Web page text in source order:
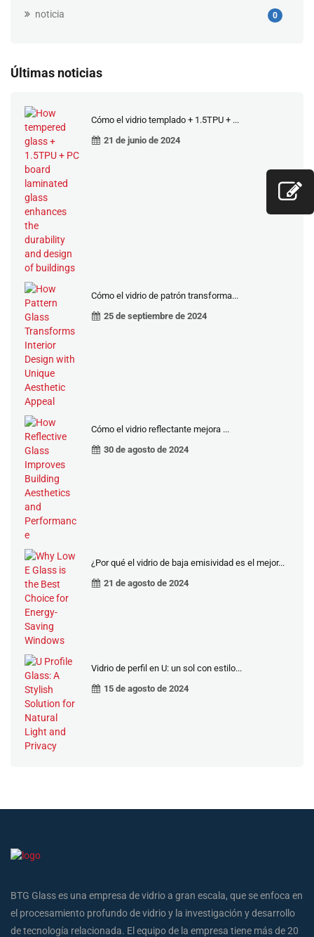
noticia 0
Últimas noticias
Cómo el vidrio templado + 1.5TPU + ...
21 de junio de 2024
Cómo el vidrio de patrón transforma...
25 de septiembre de 2024
Cómo el vidrio reflectante mejora ...
30 de agosto de 2024
¿Por qué el vidrio de baja emisividad es el mejor...
21 de agosto de 2024
Vidrio de perfil en U: un sol con estilo...
15 de agosto de 2024
BTG Glass es una empresa de vidrio a gran escala, que se enfoca en
el procesamiento profundo de vidrio y la investigación y desarrollo
de tecnología relacionada. El equipo de la empresa tiene más de 20